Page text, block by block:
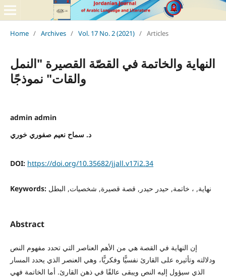
Home / Archives / Vol. 17 No. 2 (2021) / Articles
النهاية والخاتمة في القصّة القصيرة "النمل
والقات" نموذجًا
admin admin
د. سماح نعيم صفوري خوري
DOI: https://doi.org/10.35682/jjall.v17i2.34
Keywords: نهاية, ، خاتمة, حيدر حيدر, قصة قصيرة, شخصيات, البطل
Abstract
إن النهاية في القصة هي من الأهم العناصر التي تحدد مفهوم النص
ودلالته وتأثيره على القارئ نفسيًّا وفكريًّا، وهي العنصر الذي يحدد المسار
الذي سيؤول إليه النص ويبقى عالقًا في ذهن القارئ. أما الخاتمة فهي